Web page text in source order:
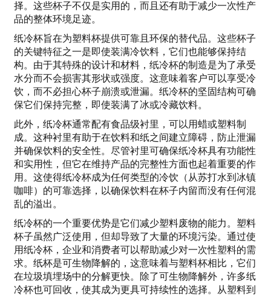
择。这些杯子不仅是实用的，而且还有助于减少一次性产
品的整体环境足迹。
纸冷杯旨在为塑料杯提供可靠且环保的替代品。这些杯子
的关键特征之一是即使装满冷饮料，它们也能够保持结
构。由于其特殊的设计和材料，纸冷杯的制造是为了承受
水分而不会损害其形状或强度。这意味着客户可以享受冷
饮，而不必担心杯子崩溃或泄漏。纸冷杯的坚固结构可确
保它们保持完整，即使装满了冰或冷藏饮料。
此外，纸冷杯通常配有食品级衬里，可以用蜡或塑料制
成。这种衬里有助于在饮料和纸之间建立障碍，防止泄漏
并确保饮料的安全性。尽管衬里可确保纸冷杯具有功能性
和实用性，但它在维持产品的完整性方面也起着重要的作
用。这使得纸冷杯成为任何类型的冷饮（从苏打水到冰镇
咖啡）的可靠选择，以确保饮料在杯子内留而没有任何混
乱的溢出。
纸冷杯的一个重要优势是它们减少塑料废物的能力。塑料
杯子虽然广泛使用，但却导致了大量的环境污染。通过使
用纸冷杯，企业和消费者可以帮助减少对一次性塑料的需
求。纸杯是可生物降解的，这意味着与塑料杯相比，它们
在垃圾填埋场中的分解更快。除了可生物降解外，许多纸
冷杯也可回收，使其成为更具可持续性的选择。从塑料到